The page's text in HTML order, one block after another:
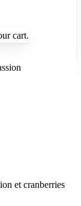
cart.
et cranberries